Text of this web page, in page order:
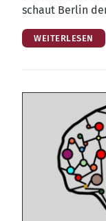
schaut Ber­lin
WEITERLESEN